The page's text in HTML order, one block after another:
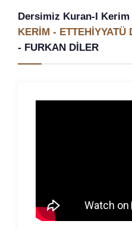
Dersimiz Kuran-I Kerim
KERİM -
- FURKAN DİLER